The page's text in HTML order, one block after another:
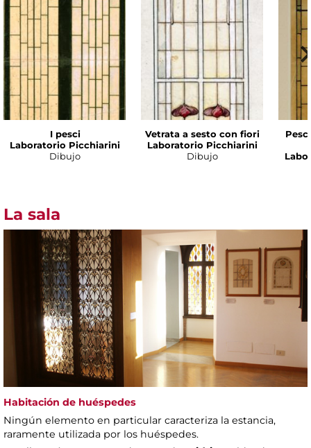
I pesci
Laboratorio Picchiarini
Dibujo
Vetrata a sesto con fiori
Laboratorio Picchiarini
Dibujo
La sala
Habitación de huéspedes
Ningún elemento en particular caracteriza la estancia,
raramente utilizada por los huéspedes.